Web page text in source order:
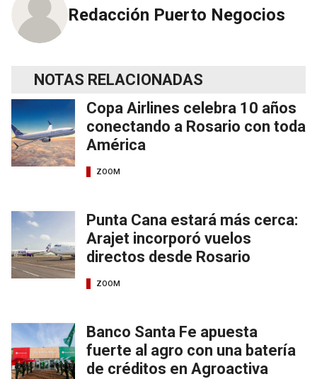
Redacción Puerto Negocios
NOTAS RELACIONADAS
Copa Airlines celebra 10 años
conectando a Rosario con toda
América
ZOOM
Punta Cana estará más cerca:
Arajet incorporó vuelos
directos desde Rosario
ZOOM
Banco Santa Fe apuesta
fuerte al agro con una batería
de créditos en Agroactiva